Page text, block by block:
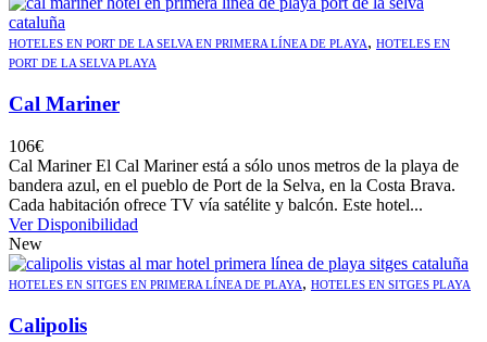
HOTELES EN PORT DE LA SELVA EN PRIMERA LÍNEA DE PLAYA, HOTELES EN
PORT DE LA SELVA PLAYA
Cal Mariner
106€
Cal Mariner El Cal Mariner está a sólo unos metros de la playa de
bandera azul, en el pueblo de Port de la Selva, en la Costa Brava.
Cada habitación ofrece TV vía satélite y balcón. Este hotel...
Ver Disponibilidad
New
HOTELES EN SITGES EN PRIMERA LÍNEA DE PLAYA, HOTELES EN SITGES PLAYA
Calipolis